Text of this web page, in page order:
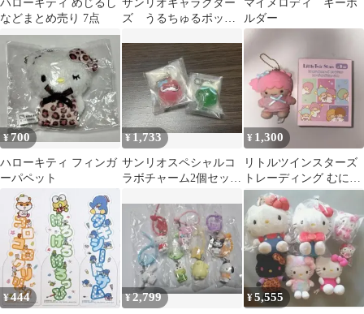
ハローキティ めじるし
などまとめ売り 7点
サンリオキャラクター
ズ うるちゅるポップ
規品
マイメロディ キーホ
ルダー
¥700
ハローキティ フィンガ
ーパペット
¥1,733
サンリオスペシャルコ
ラボチャーム2個セッ
ぴ 商品説明必読
¥ 1,300
リトルツインスターズ
トレーディング むにゅ
ぐるみ
¥444 ¥2,799 ¥5,555